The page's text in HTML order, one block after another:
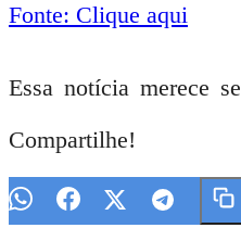
Fonte: Clique aqui
Essa notícia merece
Compartilhe!